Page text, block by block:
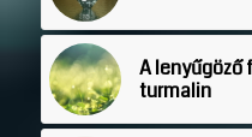
A lenyűgöző
turmalin